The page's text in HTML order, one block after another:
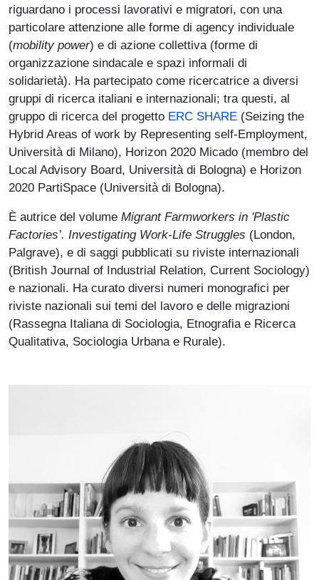
riguardano i processi lavorativi e migratori, con una
particolare attenzione alle forme di agency individuale
(mobility power) e di azione collettiva (forme di
organizzazione sindacale e spazi informali di
solidarietà). Ha partecipato come ricercatrice a diversi
gruppi di ricerca italiani e internazionali; tra questi, al
gruppo di ricerca del progetto ERC SHARE (Seizing the
Hybrid Areas of work by Representing self-Employment,
Università di Milano), Horizon 2020 Micado (membro del
Local Advisory Board, Università di Bologna) e Horizon
2020 PartiSpace (Università di Bologna).
È autrice del volume Migrant Farmworkers in 'Plastic
Factories’. Investigating Work-Life Struggles (London,
Palgrave), e di saggi pubblicati su riviste internazionali
(British Journal of Industrial Relation, Current Sociology)
e nazionali. Ha curato diversi numeri monografici per
riviste nazionali sui temi del lavoro e delle migrazioni
(Rassegna Italiana di Sociologia, Etnografia e Ricerca
Qualitativa, Sociologia Urbana e Rurale).